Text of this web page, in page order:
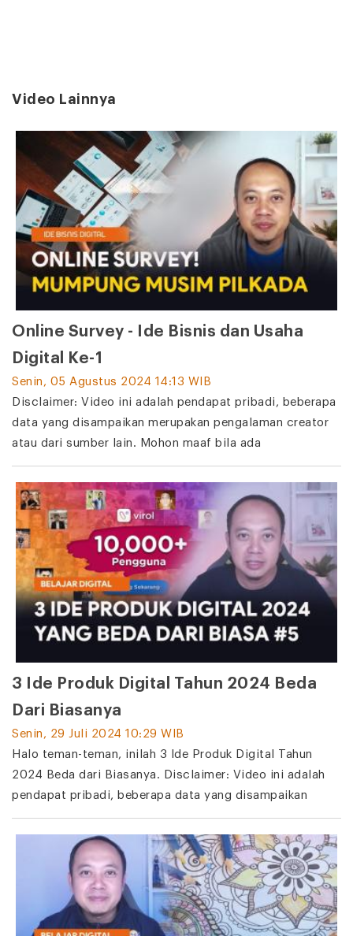
Video Lainnya
Online Survey - Ide Bisnis dan Usaha
Digital Ke-1
Senin, 05 Agustus 2024 14:13 WIB
Disclaimer: Video ini adalah pendapat pribadi, beberapa
data yang disampaikan merupakan pengalaman creator
atau dari sumber lain. Mohon maaf bila ada
3 Ide Produk Digital Tahun 2024 Beda
Dari Biasanya
Senin, 29 Juli 2024 10:29 WIB
Halo teman-teman, inilah 3 Ide Produk Digital Tahun
2024 Beda dari Biasanya. Disclaimer: Video ini adalah
pendapat pribadi, beberapa data yang disampaikan